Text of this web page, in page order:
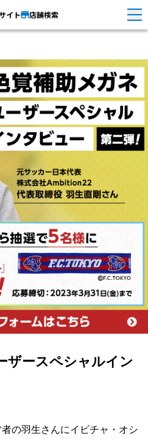
イト 店舗検索
ザースペシャルイン
の羽生さんにイビチャ・オシ